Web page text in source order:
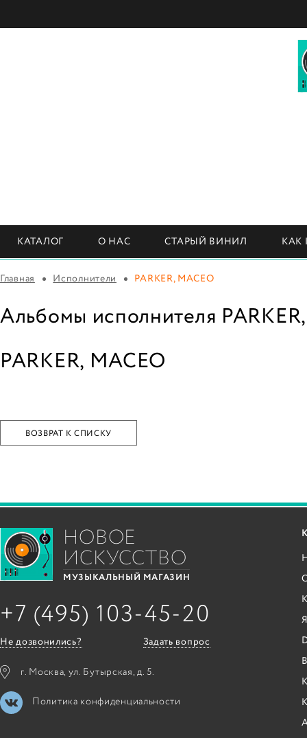
КАТАЛОГ О НАС СТАРЫЙ ВИНИЛ КАК
Главная Исполнители PARKER, MACEO
Альбомы исполнителя
PARKER, MACEO
ВОЗВРАТ К СПИСКУ
НОВОЕ
ИСКУССТВО
МУЗЫКАЛЬНЫЙ МАГАЗИН
+7 (495) 103-45-20
Не дозвонились? Задать вопрос
г. Москва, ул. Бутырская, д. 5.
Политика конфиденциальности